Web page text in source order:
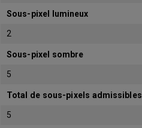
Sous-pixel lumineux
2
Sous-pixel sombre
5
Total de sous-pixels admissibles
5